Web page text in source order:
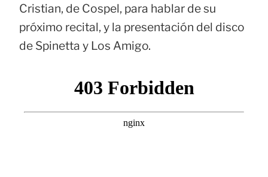
Cristian, de Cospel, para hablar de su
próximo recital, y la presentación del disco
de Spinetta y Los Amigo.